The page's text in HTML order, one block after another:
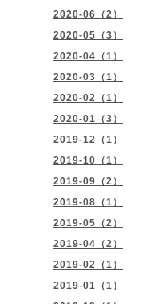
2020-06（2）
2020-05（3）
2020-04（1）
2020-03（1）
2020-02（1）
2020-01（3）
2019-12（1）
2019-10（1）
2019-09（2）
2019-08（1）
2019-05（2）
2019-04（2）
2019-02（1）
2019-01（1）